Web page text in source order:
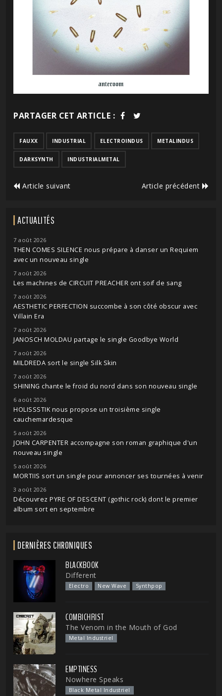
PARTAGER CET ARTICLE :
FAUXX INDUSTRIAL ELECTROINDUS METALINDUS
DARKSYNTH INDUSTRIALMETAL
Article suivant Article précédent
ACTUALITÉS
7 août 2026
THEN COMES SILENCE nous prépare à danser un Requiem
avec un nouveau single
7 août 2026
Les machines de CIRCUIT PREACHER ont soif de sang
7 août 2026
AESTHETIC PERFECTION succombe à son côté obscur avec
Villain Era
7 août 2026
JANOSCH MOLDAU partage le single Goodbye World
7 août 2026
MILDREDA sort le single Silk Skin
7 août 2026
SHINING chante le froid du nord dans son nouveau single
6 août 2026
HOLISSSTIK nous propose un troisième single
cauchemardesque
5 août 2026
JOHN CARPENTER accompagne son roman graphique d'un
nouveau single
5 août 2026
MORTIIS sort un single pour annoncer ses tournées à venir
3 août 2026
Découvrez PYRE OF DESCENT (gothic rock) dont le premier
album sort en septembre
DERNIÈRES CHRONIQUES
BLACKBOOK
Different
Electro New Wave Synthpop
COMBICHRIST
The Venom in the Mouth of God
Metal Industriel
EMPTINESS
Nowhere Speaks
Black Metal Industriel